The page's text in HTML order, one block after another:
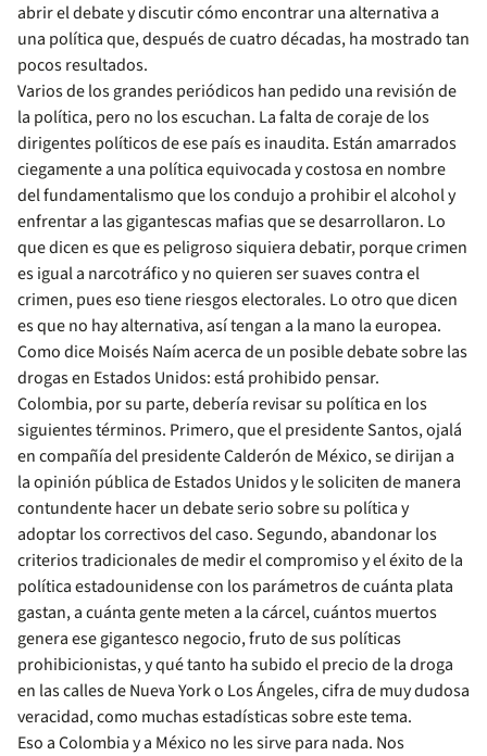
abrir el debate y discutir cómo encontrar una alternativa a
una política que, después de cuatro décadas, ha mostrado tan
pocos resultados.
Varios de los grandes periódicos han pedido una revisión de
la política, pero no los escuchan. La falta de coraje de los
dirigentes políticos de ese país es inaudita. Están amarrados
ciegamente a una política equivocada y costosa en nombre
del fundamentalismo que los condujo a prohibir el alcohol y
enfrentar a las gigantescas mafias que se desarrollaron. Lo
que dicen es que es peligroso siquiera debatir, porque crimen
es igual a narcotráfico y no quieren ser suaves contra el
crimen, pues eso tiene riesgos electorales. Lo otro que dicen
es que no hay alternativa, así tengan a la mano la europea.
Como dice Moisés Naím acerca de un posible debate sobre las
drogas en Estados Unidos: está prohibido pensar.
Colombia, por su parte, debería revisar su política en los
siguientes términos. Primero, que el presidente Santos, ojalá
en compañía del presidente Calderón de México, se dirijan a
la opinión pública de Estados Unidos y le soliciten de manera
contundente hacer un debate serio sobre su política y
adoptar los correctivos del caso. Segundo, abandonar los
criterios tradicionales de medir el compromiso y el éxito de la
política estadounidense con los parámetros de cuánta plata
gastan, a cuánta gente meten a la cárcel, cuántos muertos
genera ese gigantesco negocio, fruto de sus políticas
prohibicionistas, y qué tanto ha subido el precio de la droga
en las calles de Nueva York o Los Ángeles, cifra de muy dudosa
veracidad, como muchas estadísticas sobre este tema.
Eso a Colombia y a México no les sirve para nada. Nos